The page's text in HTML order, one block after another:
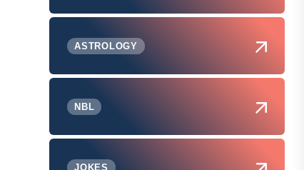
ASTROLOGY
NBL
JOKES